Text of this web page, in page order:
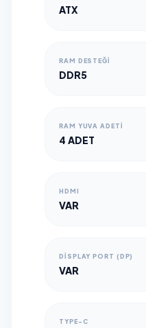
ATX
RAM DESTEĞI
DDR5
RAM YUVA ADETI
4 ADET
HDMI
VAR
DISPLAY PORT (DP)
VAR
TYPE-C